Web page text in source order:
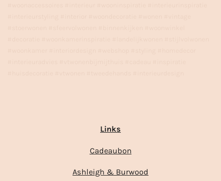
Links
Cadeaubon
Ashleigh & Burwood